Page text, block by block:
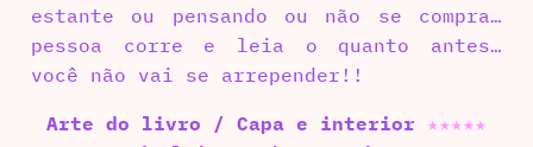
estante ou pensando ou não se compra…
pessoa corre e leia o quanto antes…
você não vai se arrepender!!
Arte do livro / Capa e interior ★★★★★